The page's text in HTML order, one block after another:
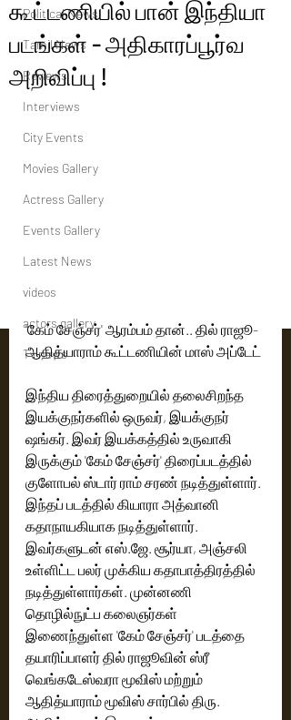
Political News
Tamil News
Reviews
Interviews
City Events
Movies Gallery
Actress Gallery
Events Gallery
Latest News
videos
actors gallery
Tv news
கூட்டணியில் பான் இந்தியா
படங்கள் - அதிகாரப்பூர்வ
அறிவிப்பு !
'கேம் சேஞ்சர்' ஆரம்பம் தான்.. தில் ராஜூ-
ஆதித்யாராம் கூட்டணியின் மாஸ் அப்டேட்
இந்திய திரைத்துறையில் தலைசிறந்த
இயக்குநர்களில் ஒருவர், இயக்குநர்
ஷங்கர். இவர் இயக்கத்தில் உருவாகி
இருக்கும் 'கேம் சேஞ்சர்' திரைப்படத்தில்
குளோபல் ஸ்டார் ராம் சரண் நடித்துள்ளார்.
இந்தப் படத்தில் கியாரா அத்வானி
கதாநாயகியாக நடித்துள்ளார்.
இவர்களுடன் எஸ்.ஜே. சூர்யா, அஞ்சலி
உள்ளிட்ட பலர் முக்கிய கதாபாத்திரத்தில்
நடித்துள்ளார்கள். முன்னணி
தொழில்நுட்ப கலைஞர்கள்
இணைந்துள்ள 'கேம் சேஞ்சர்' படத்தை
தயாரிப்பாளர் தில் ராஜூவின் ஸ்ரீ
வெங்கடேஸ்வரா மூவிஸ் மற்றும்
ஆதித்யாராம் மூவிஸ் சார்பில் திரு.